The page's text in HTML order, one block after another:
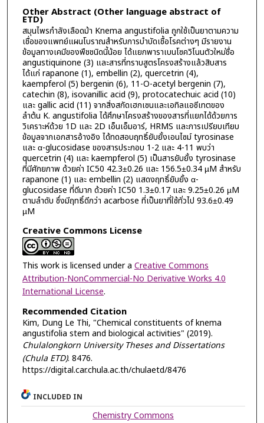
Other Abstract (Other language abstract of
ETD)
สมุนไพรกำลังเลือดม้า Knema angustifolia ถูกใช้เป็นยาตามความ
เชื่อของแพทย์แผนโบราณสำหรับการบำบัดเชื้อโรคต่างๆ มีรายงาน
ข้อมูลทางเคมีของพืชชนิดนี้น้อย ได้แยกพาราเบนโซควิโนนตัวใหม่ชื่อ
angustiquinone (3) และสารที่ทราบสูตรโครงสร้างแล้วสิบสาร
ได้แก่ rapanone (1), embellin (2), quercetrin (4),
kaempferol (5) bergenin (6), 11-O-acetyl bergenin (7),
catechin (8), isovanillic acid (9), protocatechuic acid (10)
และ gallic acid (11) จากสิ่งสกัดเฮกเซนและเอทิลแอซีเทตของ
ลำต้น K. angustifolia ได้ศึกษาโครงสร้างของสารที่แยกได้ด้วยการ
วิเคราะห์ด้วย 1D และ 2D เอ็นเอ็มอาร์, HRMS และการเปรียบเทียบ
ข้อมูลจากเอกสารอ้างอิง ได้ทดสอบฤทธิ์ยับยั้งเอนไซม์ tyrosinase
และ α-glucosidase ของสารประกอบ 1-2 และ 4-11 พบว่า
quercetrin (4) และ kaempferol (5) เป็นสารยับยั้ง tyrosinase
ที่มีศักยภาพ ด้วยค่า IC50 42.3±0.26 และ 156.5±0.34 µM สำหรับ
rapanone (1) และ embellin (2) แสดงฤทธิ์ยับยั้ง α-
glucosidase ที่ดีมาก ด้วยค่า IC50 1.3±0.17 และ 9.25±0.26 µM
ตามลำดับ ซึ่งมีฤทธิ์ดีกว่า acarbose ที่เป็นยาที่ใช้ทั่วไป 93.6±0.49
µM
Creative Commons License
This work is licensed under a Creative Commons
Attribution-NonCommercial-No Derivative Works 4.0
International License.
Recommended Citation
Kim, Dung Le Thi, "Chemical constituents of knema
angustifolia stem and biological activities" (2019).
Chulalongkorn University Theses and Dissertations
(Chula ETD). 8476.
https://digital.car.chula.ac.th/chulaetd/8476
INCLUDED IN
Chemistry Commons